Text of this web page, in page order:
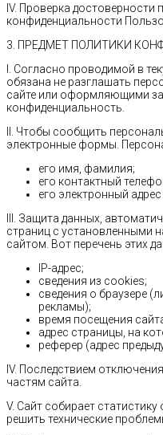
IV. Проверка
конфиденциальности
3. ПРЕДМЕТ ПОЛИТИКИ
I. Согласно проводимой в
обязана не разглашать
сайте или оформляющими
конфиденциальность.
II. Чтобы сообщить
электронные формы.
его имя, фамилия;
его контактный
его электронный
III. Защита данных,
страниц с установленными
сайтом. Вот перечень этих
IP-адрес;
сведения из cookies;
сведения о браузере
рекламы);
время посещения
адрес страницы, на
реферер (адрес
IV. Последствием
частям сайта.
V. Сайт собирает
решить технические